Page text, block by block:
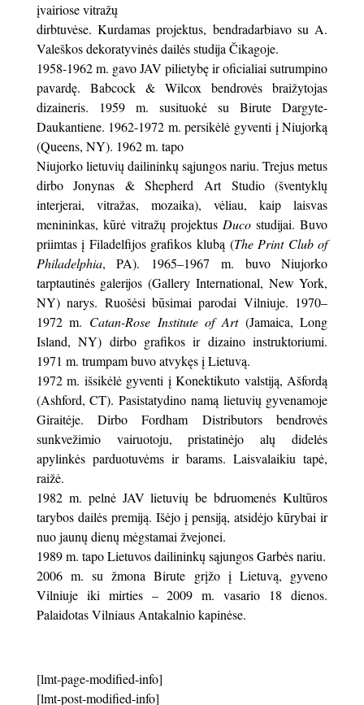
įvairiose vitražų
dirbtuvėse. Kurdamas projektus, bendradarbiavo su A.
Valeškos dekoratyvinės dailės studija Čikagoje.
1958-1962 m. gavo JAV pilietybę ir oficialiai sutrumpino
pavardę. Babcock & Wilcox bendrovės braižytojas
dizaineris. 1959 m. susituokė su Birute Dargyte-
Daukantiene. 1962-1972 m. persikėlė gyventi į Niujorką
(Queens, NY). 1962 m. tapo
Niujorko lietuvių dailininkų sąjungos nariu. Trejus metus
dirbo Jonynas & Shepherd Art Studio (šventyklų
interjerai, vitražas, mozaika), vėliau, kaip laisvas
menininkas, kūrė vitražų projektus Ducostudijai. Buvo
priimtas į Filadelfijos grafikos klubą (The Print Club of
Philadelphia, PA). 1965–1967 m. buvo Niujorko
tarptautinės galerijos (Gallery International, New York,
NY) narys. Ruošėsi būsimai parodai Vilniuje. 1970–
1972 m. Catan-Rose Institute of Art(Jamaica, Long
Island, NY) dirbo grafikos ir dizaino instruktoriumi.
1971 m. trumpam buvo atvykęs į Lietuvą.
1972 m. išsikėlė gyventi į Konektikuto valstiją, Ašfordą
(Ashford, CT). Pasistatydino namą lietuvių gyvenamoje
Giraitėje. Dirbo Fordham Distributors bendrovės
sunkvežimio vairuotoju, pristatinėjo alų didelės
apylinkės parduotuvėms ir barams. Laisvalaikiu tapė,
raižė.
1982 m. pelnė JAV lietuvių be bdruomenės Kultūros
tarybos dailės premiją. Išėjo į pensiją, atsidėjo kūrybai ir
nuo jaunų dienų mėgstamai žvejonei.
1989 m. tapo Lietuvos dailininkų sąjungos Garbės nariu.
2006 m. su žmona Birute grįžo į Lietuvą, gyveno
Vilniuje iki mirties – 2009 m. vasario 18 dienos.
Palaidotas Vilniaus Antakalnio kapinėse.
[lmt-page-modified-info]
[lmt-post-modified-info]